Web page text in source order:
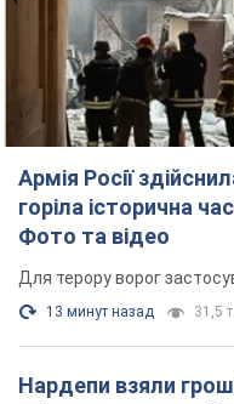
Нардепи взяли
елітних квартир у
просив кошти та
Як працює особлива
користується
4 часа назад
Російська армія
багатоповерхівки в
більше 20
Ворог навмисно